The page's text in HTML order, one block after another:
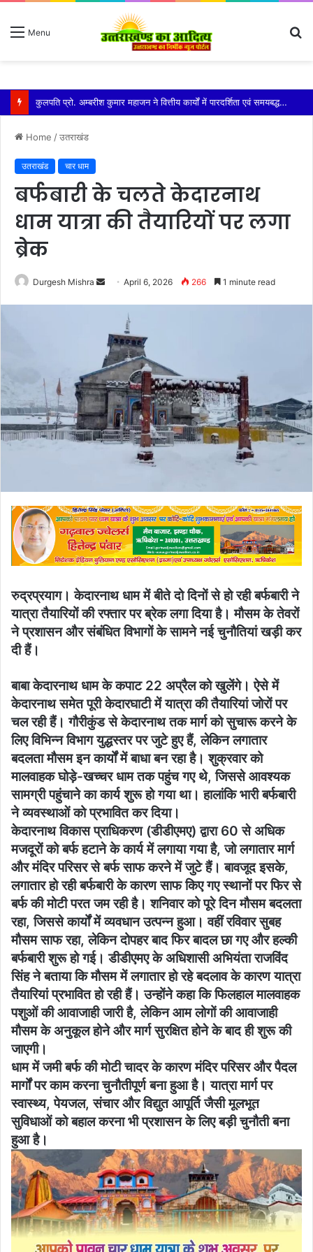
Menu
कुमाऊं कमिश्नर और नैनीताल विधायक को मिला एसआईआर का नोटिस सरिता आर्या ने पता बदलने को बताया कारण
Home /उतराखंड
उतराखंड चार धाम
बर्फबारी के चलते केदारनाथ
धाम यात्रा की तैयारियों पर लगा
ब्रेक
Durgesh Mishra
Send April 6, 2026 266 1 minute read
रुद्रप्रयाग। केदारनाथ धाम में बीते दो दिनों से हो रही बर्फबारी ने
यात्रा तैयारियों की रफ्तार पर ब्रेक लगा दिया है। मौसम के तेवरों
ने प्रशासन और संबंधित विभागों के सामने नई चुनौतियां खड़ी कर
दी हैं।
बाबा केदारनाथ धाम के कपाट 22 अप्रैल को खुलेंगे। ऐसे में
केदारनाथ समेत पूरी केदारघाटी में यात्रा की तैयारियां जोरों पर
चल रही हैं। गौरीकुंड से केदारनाथ तक मार्ग को सुचारू करने के
लिए विभिन्न विभाग युद्धस्तर पर जुटे हुए हैं, लेकिन लगातार
बदलता मौसम इन कार्यों में बाधा बन रहा है। शुक्रवार को
मालवाहक घोड़े-खच्चर धाम तक पहुंच गए थे, जिससे आवश्यक
सामग्री पहुंचाने का कार्य शुरू हो गया था। हालांकि भारी बर्फबारी
ने व्यवस्थाओं को प्रभावित कर दिया।
केदारनाथ विकास प्राधिकरण (डीडीएमए) द्वारा 60 से अधिक
मजदूरों को बर्फ हटाने के कार्य में लगाया गया है, जो लगातार मार्ग
और मंदिर परिसर से बर्फ साफ करने में जुटे हैं। बावजूद इसके,
लगातार हो रही बर्फबारी के कारण साफ किए गए स्थानों पर फिर से
बर्फ की मोटी परत जम रही है। शनिवार को पूरे दिन मौसम बदलता
रहा, जिससे कार्यों में व्यवधान उत्पन्न हुआ। वहीं रविवार सुबह
मौसम साफ रहा, लेकिन दोपहर बाद फिर बादल छा गए और हल्की
बर्फबारी शुरू हो गई। डीडीएमए के अधिशासी अभियंता राजविंद
सिंह ने बताया कि मौसम में लगातार हो रहे बदलाव के कारण यात्रा
तैयारियां प्रभावित हो रही हैं। उन्होंने कहा कि फिलहाल मालवाहक
पशुओं की आवाजाही जारी है, लेकिन आम लोगों की आवाजाही
मौसम के अनुकूल होने और मार्ग सुरक्षित होने के बाद ही शुरू की
जाएगी।
धाम में जमी बर्फ की मोटी चादर के कारण मंदिर परिसर और पैदल
मार्गों पर काम करना चुनौतीपूर्ण बना हुआ है। यात्रा मार्ग पर
स्वास्थ्य, पेयजल, संचार और विद्युत आपूर्ति जैसी मूलभूत
सुविधाओं को बहाल करना भी प्रशासन के लिए बड़ी चुनौती बना
हुआ है।